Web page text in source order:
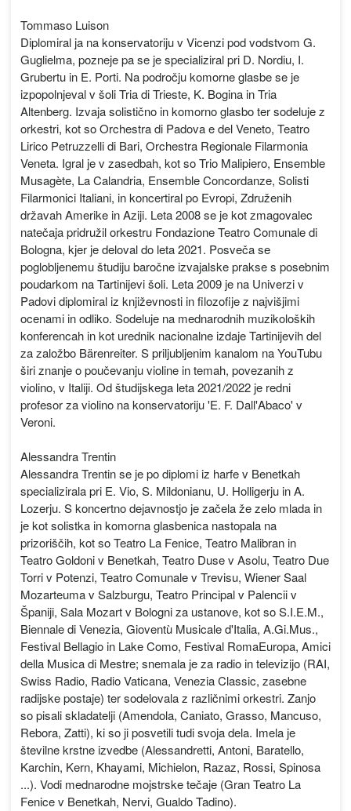
Tommaso Luison
Diplomiral ja na konservatoriju v Vicenzi pod vodstvom G.
Guglielma, pozneje pa se je specializiral pri D. Nordiu, I.
Grubertu in E. Porti. Na področju komorne glasbe se je
izpopolnjeval v šoli Tria di Trieste, K. Bogina in Tria
Altenberg. Izvaja solistično in komorno glasbo ter sodeluje z
orkestri, kot so Orchestra di Padova e del Veneto, Teatro
Lirico Petruzzelli di Bari, Orchestra Regionale Filarmonia
Veneta. Igral je v zasedbah, kot so Trio Malipiero, Ensemble
Musagète, La Calandria, Ensemble Concordanze, Solisti
Filarmonici Italiani, in koncertiral po Evropi, Združenih
državah Amerike in Aziji. Leta 2008 se je kot zmagovalec
natečaja pridružil orkestru Fondazione Teatro Comunale di
Bologna, kjer je deloval do leta 2021. Posveča se
poglobljenemu študiju baročne izvajalske prakse s posebnim
poudarkom na Tartinijevi šoli. Leta 2009 je na Univerzi v
Padovi diplomiral iz književnosti in filozofije z najvišjimi
ocenami in odliko. Sodeluje na mednarodnih muzikoloških
konferencah in kot urednik nacionalne izdaje Tartinijevih del
za založbo Bärenreiter. S priljubljenim kanalom na YouTubu
širi znanje o poučevanju violine in temah, povezanih z
violino, v Italiji. Od študijskega leta 2021/2022 je redni
profesor za violino na konservatoriju 'E. F. Dall'Abaco' v
Veroni.
Alessandra Trentin
Alessandra Trentin se je po diplomi iz harfe v Benetkah
specializirala pri E. Vio, S. Mildonianu, U. Holligerju in A.
Lozerju. S koncertno dejavnostjo je začela že zelo mlada in
je kot solistka in komorna glasbenica nastopala na
prizoriščih, kot so Teatro La Fenice, Teatro Malibran in
Teatro Goldoni v Benetkah, Teatro Duse v Asolu, Teatro Due
Torri v Potenzi, Teatro Comunale v Trevisu, Wiener Saal
Mozarteuma v Salzburgu, Teatro Principal v Palencii v
Španiji, Sala Mozart v Bologni za ustanove, kot so S.I.E.M.,
Biennale di Venezia, Gioventù Musicale d'Italia, A.Gi.Mus.,
Festival Bellagio in Lake Como, Festival RomaEuropa, Amici
della Musica di Mestre; snemala je za radio in televizijo (RAI,
Swiss Radio, Radio Vaticana, Venezia Classic, zasebne
radijske postaje) ter sodelovala z različnimi orkestri. Zanjo
so pisali skladatelji (Amendola, Caniato, Grasso, Mancuso,
Rebora, Zatti), ki so ji posvetili tudi svoja dela. Imela je
številne krstne izvedbe (Alessandretti, Antoni, Baratello,
Karchin, Kern, Khayami, Michielon, Razaz, Rossi, Spinosa
...). Vodi mednarodne mojstrske tečaje (Gran Teatro La
Fenice v Benetkah, Nervi, Gualdo Tadino).